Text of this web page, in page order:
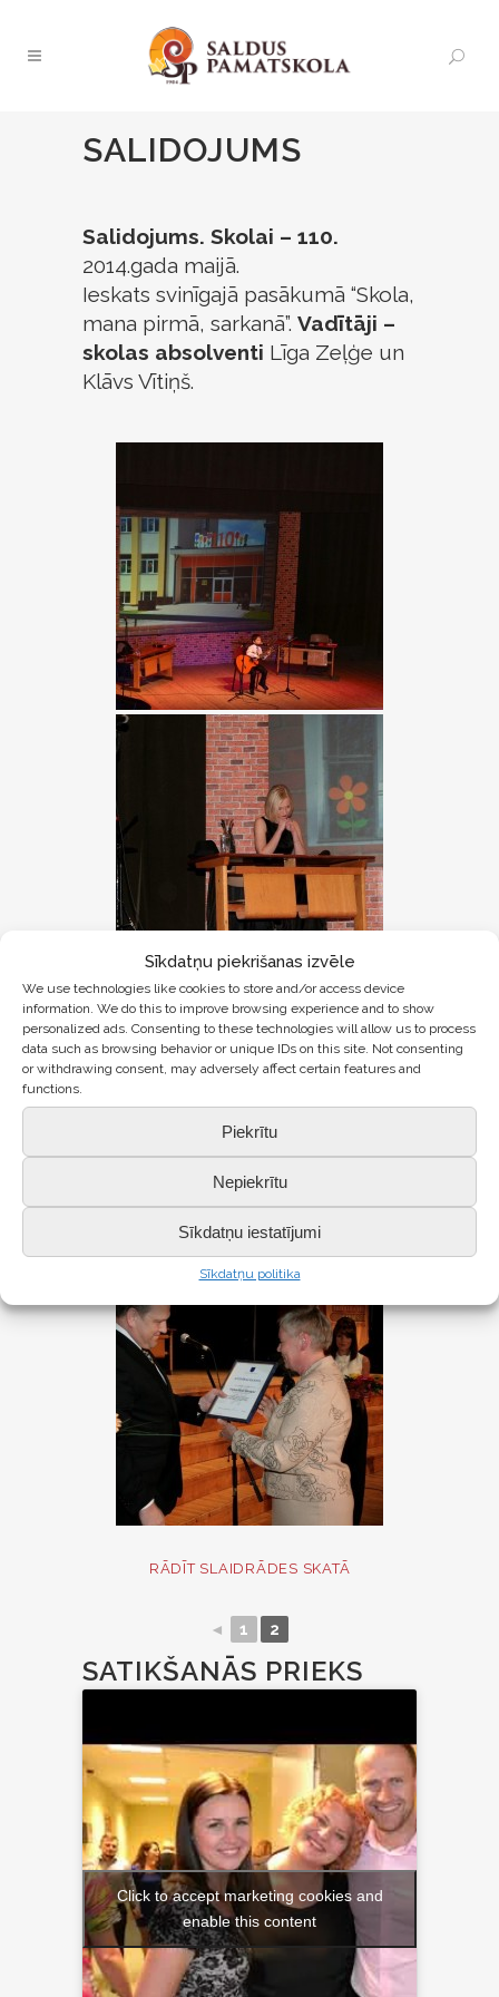
Sīkdatņu piekrišanas izvēle
We use technologies like cookies to store and/or access device
information. We do this to improve browsing experience and to show
personalized ads. Consenting to these technologies will allow us to process
data such as browsing behavior or unique IDs on this site. Not consenting
or withdrawing consent, may adversely affect certain features and
functions.
Piekrītu
Nepiekrītu
Sīkdatņu iestatījumi
Sīkdatņu politika
SALIDOJUMS
Salidojums. Skolai – 110.
2014.gada maijā.
Ieskats svinīgajā pasākumā “Skola,
mana pirmā, sarkanā”. Vadītāji –
skolas absolventi Līga Zeļģe un
Klāvs Vītiņš.
RĀDĪT SLAIDRĀDES SKATĀ
◄ 1 2
SATIKŠANĀS PRIEKS
Click to accept marketing cookies and
enable this content